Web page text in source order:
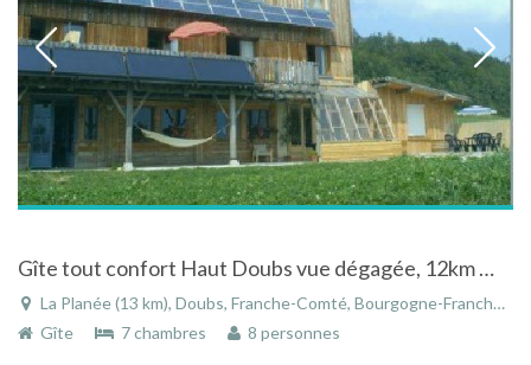
Gîte tout confort Haut Doubs vue dégagée, 12km Métabief, Franche Comté
La Planée (13 km), Doubs, Franche-Comté, Bourgogne-Franche-Comté, France
Gîte
7 chambres 8 personnes